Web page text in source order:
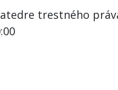
trestného